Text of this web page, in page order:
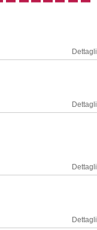
Dettagli
Dettagli
Dettagli
Dettagli